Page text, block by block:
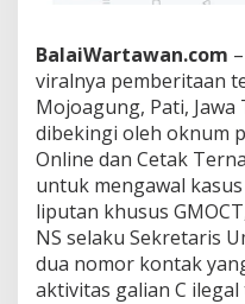
BalaiWartawan.com
viralnya pemberitaan
Mojoagung, Pati,
dibekingi oleh oknum
Online dan Cetak
untuk mengawal
liputan khusus
NS selaku Sekretaris
dua nomor kontak
aktivitas galian C